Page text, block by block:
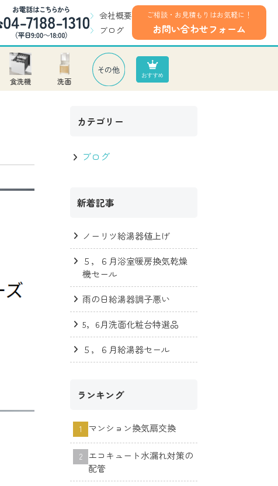
会社概要
ブログ
ご相談・お見積もりはお気軽に！
お問い合わせフォーム
食洗機 洗面
カテゴリー
ブログ
新着記事
ノーリツ給湯器値上げ
５，６月浴室暖房換気乾燥
機セール
雨の日給湯器調子悪い
5，6月洗面化粧台特選品
５，６月給湯器セール
ランキング
マンション換気扇交換
エコキュート水漏れ対策の
配管